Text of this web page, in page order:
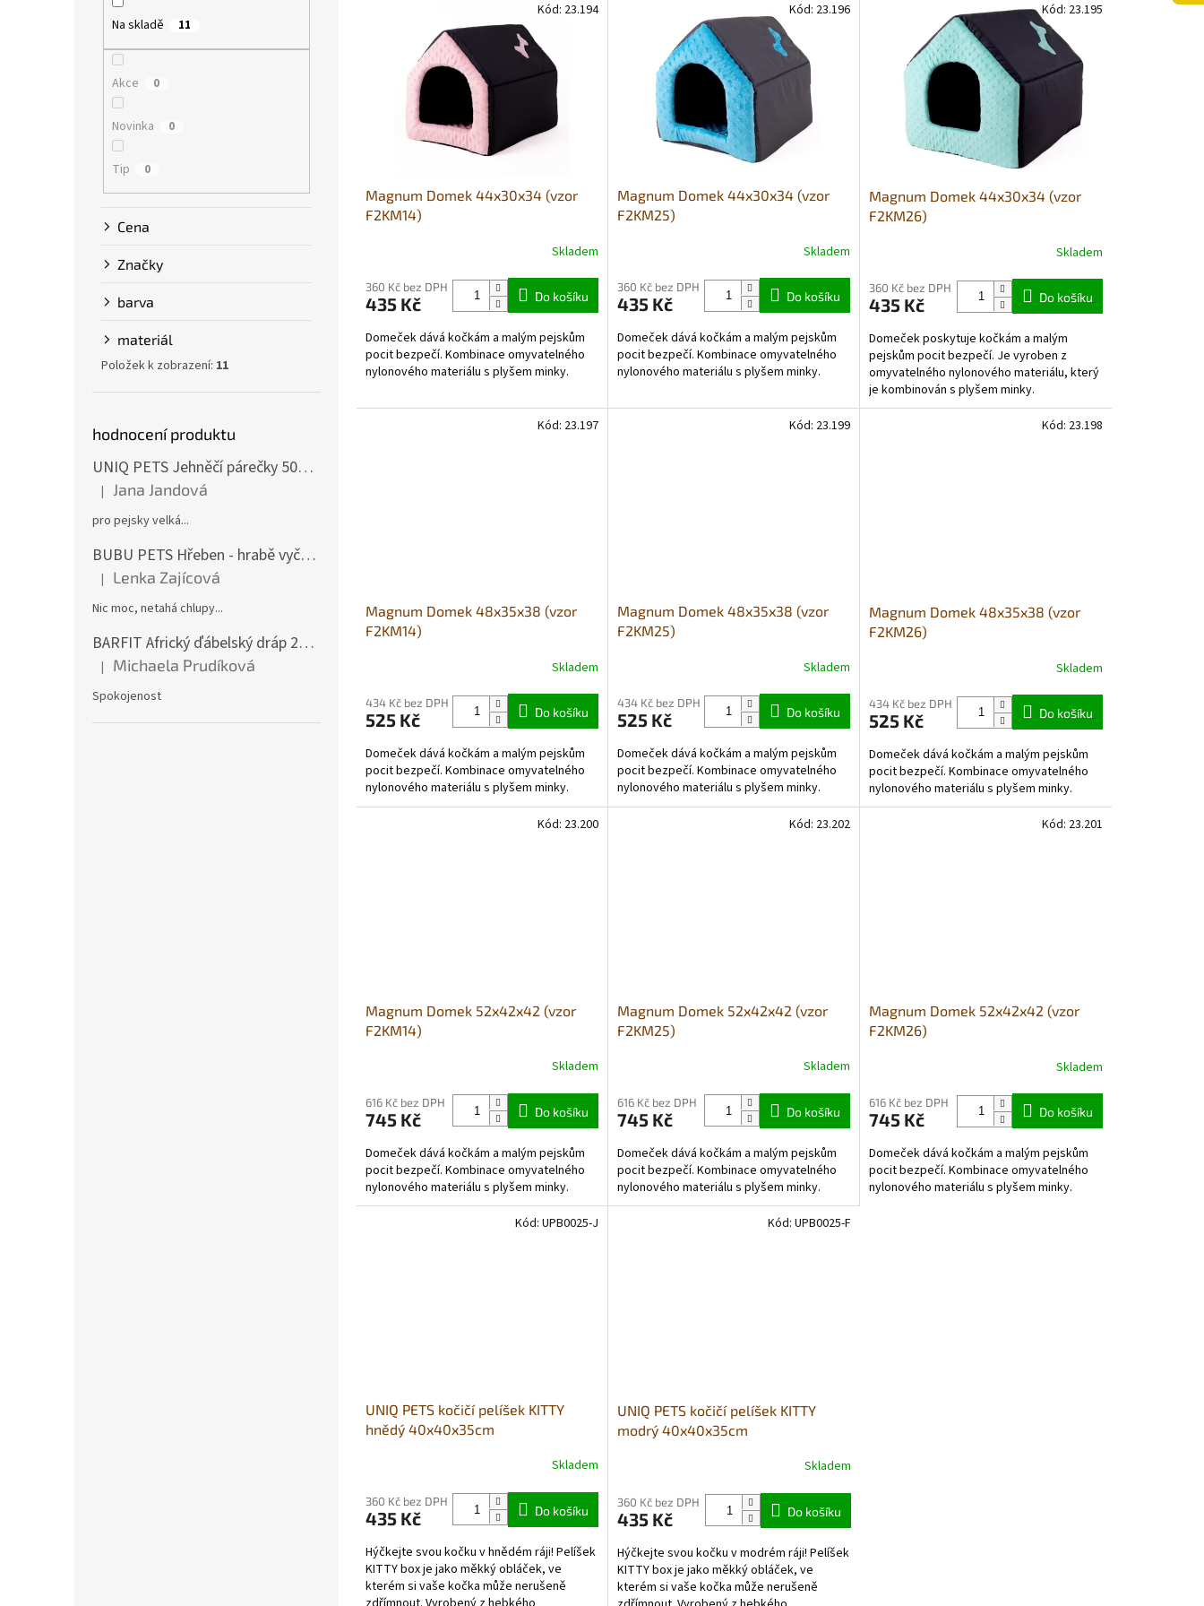
Na skladě 11
Akce 0
Novinka 0
Tip 0
Cena
Značky
barva
materiál
Položek k zobrazení: 11
hodnocení produktu
UNIQ PETS Jehněčí párečky 500g (měkké)
Hodnocení produktu je 5 z 5 hvězdiček.
| Jana Jandová
pro pejsky velká...
BUBU PETS Hřeben - hrabě vyčesávací dvouřadé modré 11x15cm
Hodnocení produktu je 1 z 5 hvězdiček.
| Lenka Zajícová
Nic moc, netahá chlupy...
BARFIT Africký ďábelský dráp 250g
Hodnocení produktu je 5 z 5 hvězdiček.
| Michaela Prudíková
Spokojenost
Magnum Domek 44x30x34 (vzor
F2KM14)
Skladem
360 Kč bez DPH
435 Kč Do košíku
Domeček dává kočkám a malým pejskům
pocit bezpečí. Kombinace omyvatelného
nylonového materiálu s plyšem minky.
Kód: 23.194
Magnum Domek 44x30x34 (vzor
F2KM25)
Skladem
360 Kč bez DPH
435 Kč Do košíku
Domeček dává kočkám a malým pejskům
pocit bezpečí. Kombinace omyvatelného
nylonového materiálu s plyšem minky.
Kód: 23.196
Magnum Domek 44x30x34 (vzor
F2KM26)
Skladem
360 Kč bez DPH
435 Kč Do košíku
Domeček poskytuje kočkám a malým
pejskům pocit bezpečí. Je vyroben z
omyvatelného nylonového materiálu, který
je kombinován s plyšem minky.
Kód: 23.195
Magnum Domek 48x35x38 (vzor
F2KM14)
Skladem
434 Kč bez DPH
525 Kč Do košíku
Domeček dává kočkám a malým pejskům
pocit bezpečí. Kombinace omyvatelného
nylonového materiálu s plyšem minky.
Kód: 23.197
Magnum Domek 48x35x38 (vzor
F2KM25)
Skladem
434 Kč bez DPH
525 Kč Do košíku
Domeček dává kočkám a malým pejskům
pocit bezpečí. Kombinace omyvatelného
nylonového materiálu s plyšem minky.
Kód: 23.199
Magnum Domek 48x35x38 (vzor
F2KM26)
Skladem
434 Kč bez DPH
525 Kč Do košíku
Domeček dává kočkám a malým pejskům
pocit bezpečí. Kombinace omyvatelného
nylonového materiálu s plyšem minky.
Kód: 23.198
Magnum Domek 52x42x42 (vzor
F2KM14)
Skladem
616 Kč bez DPH
745 Kč Do košíku
Domeček dává kočkám a malým pejskům
pocit bezpečí. Kombinace omyvatelného
nylonového materiálu s plyšem minky.
Kód: 23.200
Magnum Domek 52x42x42 (vzor
F2KM25)
Skladem
616 Kč bez DPH
745 Kč Do košíku
Domeček dává kočkám a malým pejskům
pocit bezpečí. Kombinace omyvatelného
nylonového materiálu s plyšem minky.
Kód: 23.202
Magnum Domek 52x42x42 (vzor
F2KM26)
Skladem
616 Kč bez DPH
745 Kč Do košíku
Domeček dává kočkám a malým pejskům
pocit bezpečí. Kombinace omyvatelného
nylonového materiálu s plyšem minky.
Kód: 23.201
UNIQ PETS kočičí pelíšek KITTY
hnědý 40x40x35cm
Skladem
360 Kč bez DPH
435 Kč Do košíku
Hýčkejte svou kočku v hnědém ráji! Pelíšek
KITTY box je jako měkký obláček, ve
kterém si vaše kočka může nerušeně
Kód: UPB0025-J
UNIQ PETS kočičí pelíšek KITTY
modrý 40x40x35cm
Skladem
360 Kč bez DPH
435 Kč Do košíku
Hýčkejte svou kočku v modrém ráji! Pelíšek
KITTY box je jako měkký obláček, ve
kterém si vaše kočka může nerušeně
Kód: UPB0025-F